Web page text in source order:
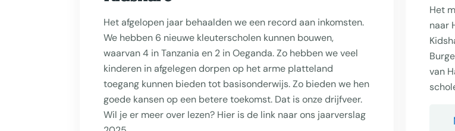
Het afgelopen jaar behaalden we een record aan inkomsten.
We hebben 6 nieuwe kleuterscholen kunnen bouwen,
waarvan 4 in Tanzania en 2 in Oeganda. Zo hebben we veel
kinderen in afgelegen dorpen op het arme platteland
toegang kunnen bieden tot basisonderwijs. Zo bieden we hen
goede kansen op een betere toekomst. Dat is onze drijfveer.
Wil je er meer over lezen? Hier is de link naar ons jaarverslag
Het
naar
van